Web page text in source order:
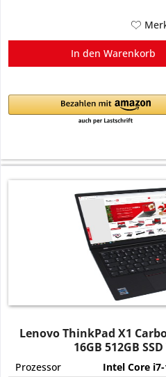
In den Warenkorb
Lenovo ThinkPad X1
16GB 512GB
Prozessor
Intel Core i7-